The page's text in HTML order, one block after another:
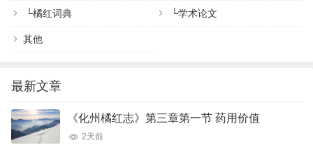
└橘红词典 └学术论文
其他
最新文章
《化州橘红志》第三章第一节 药用价值
2天前